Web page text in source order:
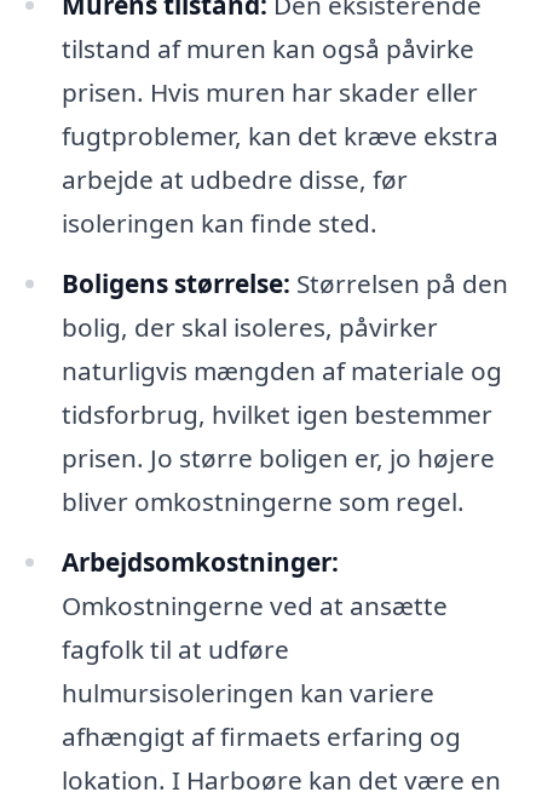
tilstand af muren kan også påvirke
prisen. Hvis muren har skader eller
fugtproblemer, kan det kræve ekstra
arbejde at udbedre disse, før
isoleringen kan finde sted.
Boligens størrelse: Størrelsen på den
bolig, der skal isoleres, påvirker
naturligvis mængden af materiale og
tidsforbrug, hvilket igen bestemmer
prisen. Jo større boligen er, jo højere
bliver omkostningerne som regel.
Arbejdsomkostninger:
Omkostningerne ved at ansætte
fagfolk til at udføre
hulmursisoleringen kan variere
afhængigt af firmaets erfaring og
lokation. I Harboøre kan det være en